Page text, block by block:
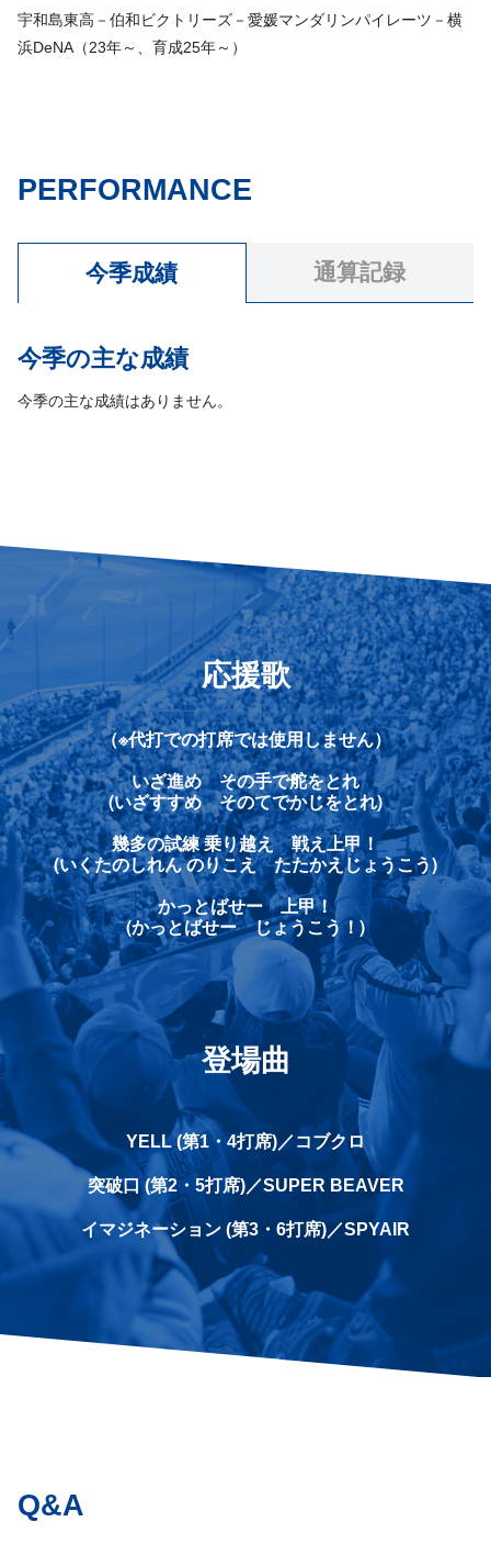
宇和島東高－伯和ビクトリーズ－愛媛マンダリンパイレーツ－横
浜DeNA（23年～、育成25年～）
PERFORMANCE
今季成績 通算記録
今季の主な成績
今季の主な成績はありません。
応援歌
（※代打での打席では使用しません）
いざ進め その手で舵をとれ
(いざすすめ そのてでかじをとれ)
幾多の試練 乗り越え 戦え上甲！
(いくたのしれん のりこえ たたかえじょうこう)
かっとばせー 上甲！
(かっとばせー じょうこう！)
登場曲
YELL (第1・4打席)／コブクロ
突破口 (第2・5打席)／SUPER BEAVER
イマジネーション (第3・6打席)／SPYAIR
Q&A